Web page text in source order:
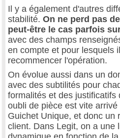
Il y a également d'autres
stabilité. On ne perd pas
peut-être le cas parfois
avec des champs
en compte et pour lesquels
recommencer l'opération.
On évolue aussi dans un
avec des subtilités pour
formalités et des justificatifs
oubli de pièce est vite
Guichet Unique, et donc un
client. Dans Legit, on a une